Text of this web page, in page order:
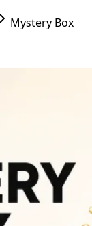
Mystery Box